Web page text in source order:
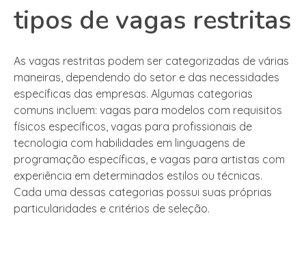
tipos de vagas restritas
As vagas restritas podem ser categorizadas de várias
maneiras, dependendo do setor e das necessidades
específicas das empresas. Algumas categorias
comuns incluem: vagas para modelos com requisitos
físicos específicos, vagas para profissionais de
tecnologia com habilidades em linguagens de
programação específicas, e vagas para artistas com
experiência em determinados estilos ou técnicas.
Cada uma dessas categorias possui suas próprias
particularidades e critérios de seleção.